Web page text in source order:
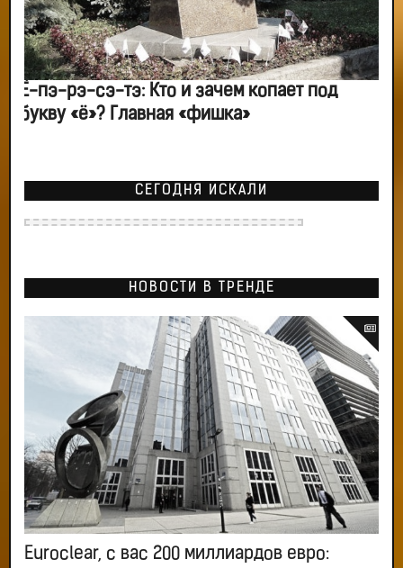
Ё-пэ-рэ-сэ-тэ: Кто и зачем копает под
букву «ё»? Главная «фишка»
СЕГОДНЯ ИСКАЛИ
НОВОСТИ В ТРЕНДЕ
Euroclear, с вас 200 миллиардов евро: